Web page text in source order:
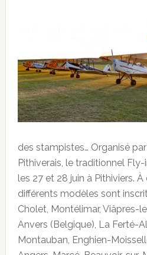
des stampistes… Organisé
Pithiverais, le traditionnel
les 27 et 28 juin à Pithiviers.
différents modèles sont
Cholet, Montélimar, Viâpres-
Anvers (Belgique), La Ferté-
Montauban, Enghien-